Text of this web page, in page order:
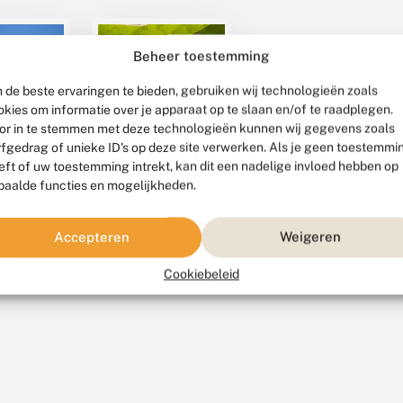
Beheer toestemming
de beste ervaringen te bieden, gebruiken wij technologieën zoals
om informatie over je apparaat op te slaan en/of te raadplegen.
in te stemmen met deze technologieën kunnen wij gegevens zoals
of unieke ID's op deze site verwerken. Als je geen
of uw toestemming intrekt, kan dit een nadelige invloed hebben op
functies en mogelijkheden.
Accepteren Weigeren
Cookiebeleid
op
30 juli 2026
Chocolaatje
teruggevonden in
Nederland
Een opmerkelijke
bij Gouda: op 21 juli
2026 werd aan de
oever van het